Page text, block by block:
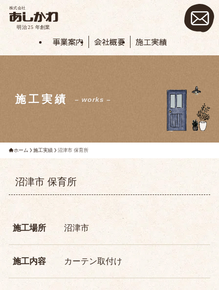
事業案内 会社概要 施工実績
施工実績 – works –
ホーム 施工実績 沼津市 保育所
沼津市 保育所
施工場所 沼津市
施工内容 カーテン取付け